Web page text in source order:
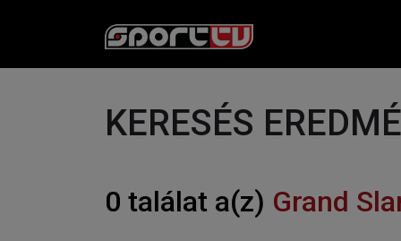
KERESÉS
0 találat a(z) Grand